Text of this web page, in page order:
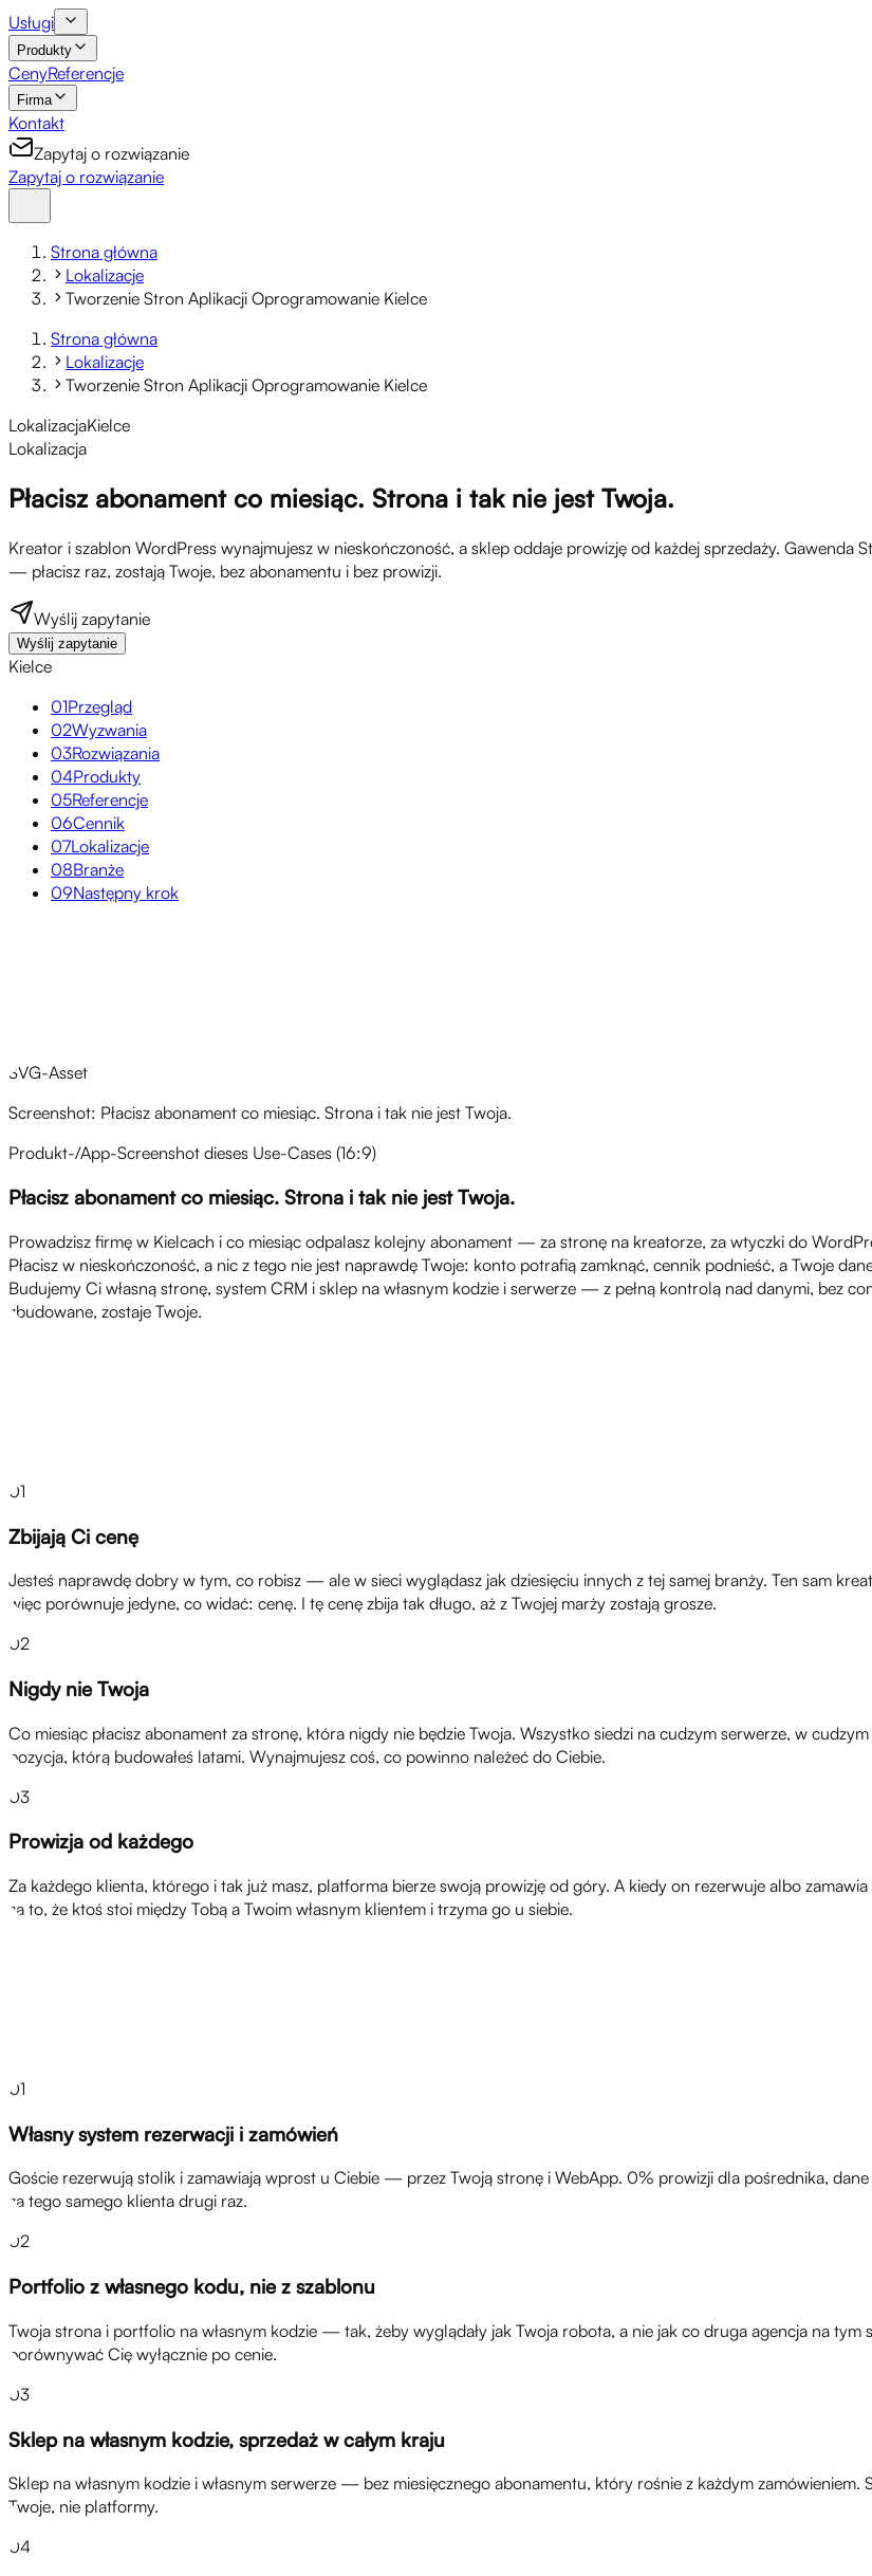
Usługi
Produkty
CenyReferencje
Firma
Kontakt
Zapytaj o rozwiązanie
Zapytaj o rozwiązanie
Strona główna
Lokalizacje
Tworzenie Stron Aplikacji Oprogramowanie Kielce
Strona główna
Lokalizacje
Tworzenie Stron Aplikacji Oprogramowanie Kielce
LokalizacjaKielce
Lokalizacja
Płacisz abonament co miesiąc. Strona i tak nie jest Twoja.
Kreator i szablon WordPress wynajmujesz w nieskończoność, a sklep oddaje prowizję od każdej sprzedaży. Gawenda
— płacisz raz, zostają Twoje, bez abonamentu i bez prowizji.
Wyślij zapytanie
Wyślij zapytanie
Kielce
01Przegląd
02Wyzwania
03Rozwiązania
04Produkty
05Referencje
06Cennik
07Lokalizacje
08Branże
09Następny krok
SVG-Asset
Screenshot: Płacisz abonament co miesiąc. Strona i tak nie jest Twoja.
Produkt-/App-Screenshot dieses Use-Cases (16:9)
Płacisz abonament co miesiąc. Strona i tak nie jest Twoja.
Prowadzisz firmę w Kielcach i co miesiąc odpalasz kolejny abonament — za stronę na kreatorze, za wtyczki do
Płacisz w nieskończoność, a nic z tego nie jest naprawdę Twoje: konto potrafią zamknąć, cennik podnieść, a Twoje
Budujemy Ci własną stronę, system CRM i sklep na własnym kodzie i serwerze — z pełną kontrolą nad danymi, bez
zbudowane, zostaje Twoje.
01
Zbijają Ci cenę
Jesteś naprawdę dobry w tym, co robisz — ale w sieci wyglądasz jak dziesięciu innych z tej samej branży. Ten sam
więc porównuje jedyne, co widać: cenę. I tę cenę zbija tak długo, aż z Twojej marży zostają grosze.
02
Nigdy nie Twoja
Co miesiąc płacisz abonament za stronę, która nigdy nie będzie Twoja. Wszystko siedzi na cudzym serwerze, w
pozycja, którą budowałeś latami. Wynajmujesz coś, co powinno należeć do Ciebie.
03
Prowizja od każdego
Za każdego klienta, którego i tak już masz, platforma bierze swoją prowizję od góry. A kiedy on rezerwuje albo
za to, że ktoś stoi między Tobą a Twoim własnym klientem i trzyma go u siebie.
01
Własny system rezerwacji i zamówień
Goście rezerwują stolik i zamawiają wprost u Ciebie — przez Twoją stronę i WebApp. 0% prowizji dla pośrednika,
za tego samego klienta drugi raz.
02
Portfolio z własnego kodu, nie z szablonu
Twoja strona i portfolio na własnym kodzie — tak, żeby wyglądały jak Twoja robota, a nie jak co druga agencja na
porównywać Cię wyłącznie po cenie.
03
Sklep na własnym kodzie, sprzedaż w całym kraju
Sklep na własnym kodzie i własnym serwerze — bez miesięcznego abonamentu, który rośnie z każdym zamówieniem.
Twoje, nie platformy.
04